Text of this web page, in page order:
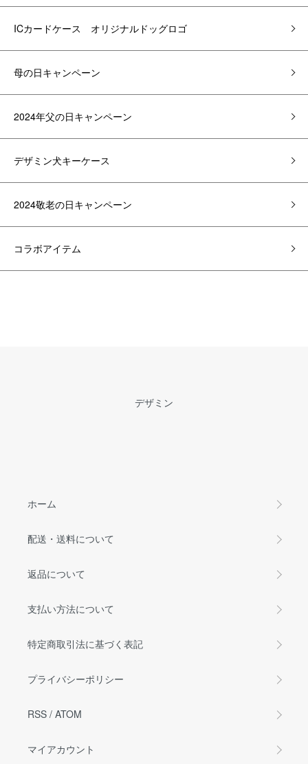
ICカードケース オリジナルドッグロゴ
母の日キャンペーン
2024年父の日キャンペーン
デザミン犬キーケース
2024敬老の日キャンペーン
コラボアイテム
デザミン
ホーム
配送・送料について
返品について
支払い方法について
特定商取引法に基づく表記
プライバシーポリシー
RSS / ATOM
マイアカウント